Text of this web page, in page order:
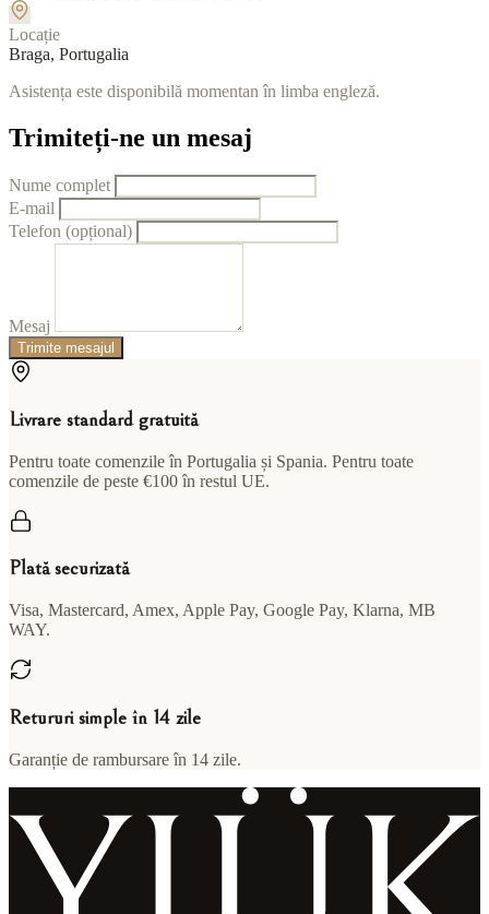
Locație
Braga, Portugalia
Asistența este disponibilă momentan în limba engleză.
Trimiteți-ne un mesaj
Nume complet
E-mail
Telefon (opțional)
Mesaj
Trimite mesajul
Livrare standard gratuită
Pentru toate comenzile în Portugalia și Spania. Pentru toate
comenzile de peste €100 în restul UE.
Plată securizată
Visa, Mastercard, Amex, Apple Pay, Google Pay, Klarna, MB
WAY.
Retururi simple în 14 zile
Garanție de rambursare în 14 zile.